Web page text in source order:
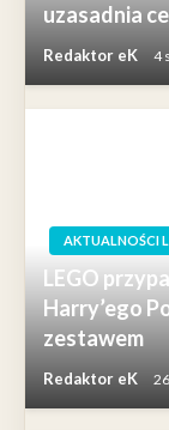
uzasadnia
Redaktor eK 4
AKTUALNOŚCI
LEGO
Harry’ego
zestawem
Redaktor eK